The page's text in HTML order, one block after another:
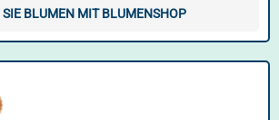
SIE BLUMEN MIT BLUMENSHOP